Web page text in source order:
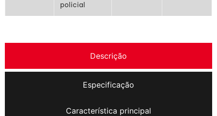
policial
Descrição
Especificação
Característica principal